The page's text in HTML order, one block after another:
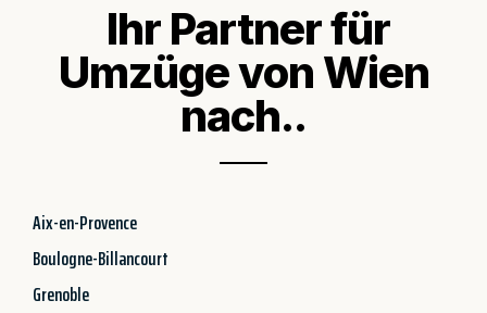
Ihr Partner für
Umzüge von Wien
nach..
Aix-en-Provence
Boulogne-Billancourt
Grenoble